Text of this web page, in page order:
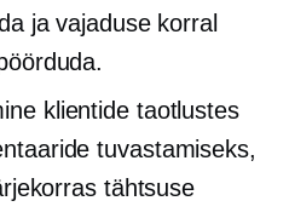
ja vajaduse korral
klientide taotlustes
tuvastamiseks,
tähtsuse